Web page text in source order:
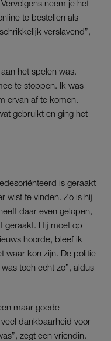
neem je het
te bestellen als
verslavend”,
het spelen was.
te stoppen. Ik was
ervan af te komen.
gebruikt en ging het
is geraakt
wist te vinden. Zo is hij
daar even gelopen,
geraakt. Hij moet op
hoorde, bleef ik
waar kon zijn. De politie
toch echt zo”, aldus
maar goede
dankbaarheid voor
zegt een vriendin.